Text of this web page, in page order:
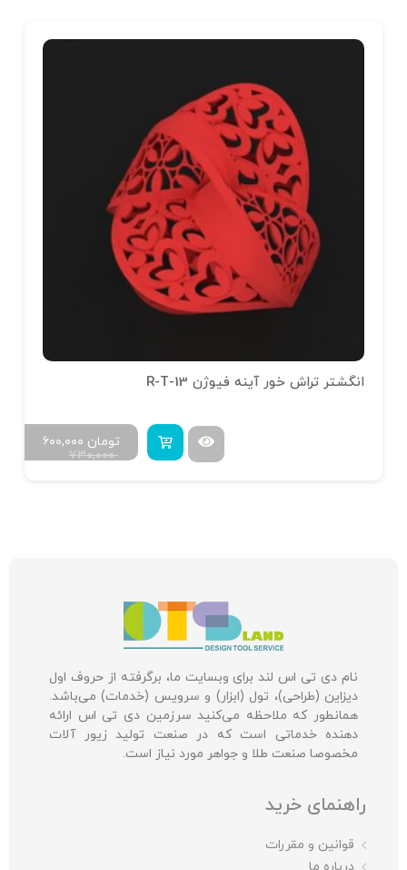
انگشتر تراش خور آینه فیوژن R-T-13
۷۳۰,۰۰۰
۶۰۰,۰۰۰ تومان
نام دی تی اس لند برای وبسایت ما، برگرفته از حروف اول
دیزاین (طراحی)، تول (ابزار) و سرویس (خدمات) می‌باشد.
همانطور که ملاحظه می‌کنید سرزمین دی تی اس ارائه
دهنده خدماتی است که در صنعت تولید زیور آلات
مخصوصا صنعت طلا و جواهر مورد نیاز است.
راهنمای خرید
قوانین و مقررات